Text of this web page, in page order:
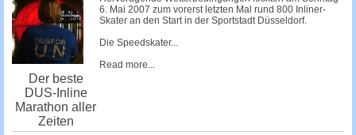
Der beste
DUS-Inline
Marathon aller
Zeiten
6. Mai 2007 zum vorerst letzten Mal rund 800 Inliner-
Skater an den Start in der Sportstadt Düsseldorf.
Die Speedskater...
Read more...